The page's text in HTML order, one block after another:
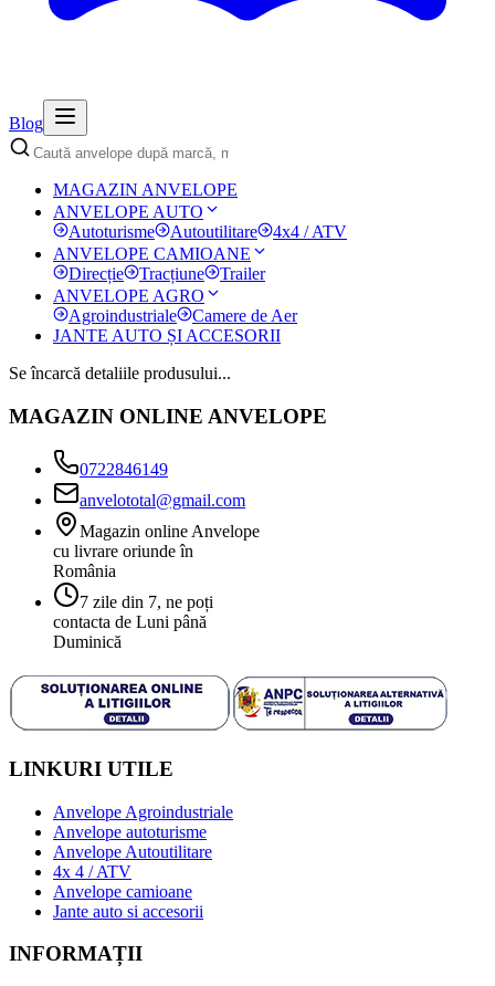
Blog
MAGAZIN ANVELOPE
ANVELOPE AUTO
Autoturisme
Autoutilitare
4x4 / ATV
ANVELOPE CAMIOANE
Direcție
Tracțiune
Trailer
ANVELOPE AGRO
Agroindustriale
Camere de Aer
JANTE AUTO ȘI ACCESORII
Se încarcă detaliile produsului...
MAGAZIN ONLINE ANVELOPE
0722846149
anvelototal@gmail.com
Magazin online Anvelope
cu livrare oriunde în
România
7 zile din 7, ne poți
contacta de Luni până
Duminică
LINKURI UTILE
Anvelope Agroindustriale
Anvelope autoturisme
Anvelope Autoutilitare
4x 4 / ATV
Anvelope camioane
Jante auto si accesorii
INFORMAȚII